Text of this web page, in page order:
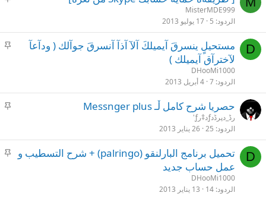
MisterMDE999
الردود 5 17 يوليو 2013
D
م
مستحيلٍ ينسرقَ آيميلكَ آلآ آذآ آنسرقَ جوآلك ( ودآعآ
لآخترآق آيميلك )
DHooMi1000
الردود 7 4 أبريل 2013
م
حصريا شرح كامل ڵـ Messnger plus
رڈ_دپرڈدƒد‡رƒ'
الردود 25 26 يناير 2013
D
م
تحميل برنامج البارلنقو (palringo) + شرح التسطيب و
عمل حساب جديد
DHooMi1000
الردود 14 13 يناير 2013